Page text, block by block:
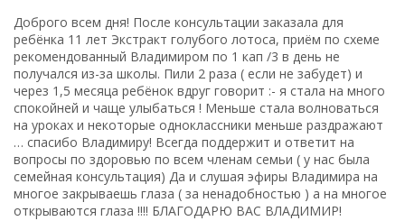
Доброго всем дня! После консультации заказала для
ребёнка 11 лет Экстракт голубого лотоса, приём по схеме
рекомендованный Владимиром по 1 кап /3 в день не
получался из-за школы. Пили 2 раза ( если не забудет) и
через 1,5 месяца ребёнок вдруг говорит :- я стала на много
спокойней и чаще улыбаться ! Меньше стала волноваться
на уроках и некоторые одноклассники меньше раздражают
… спасибо Владимиру! Всегда поддержит и ответит на
вопросы по здоровью по всем членам семьи ( у нас была
семейная консультация) Да и слушая эфиры Владимира на
многое закрываешь глаза ( за ненадобностью ) а на многое
открываются глаза !!!! БЛАГОДАРЮ ВАС ВЛАДИМИР!